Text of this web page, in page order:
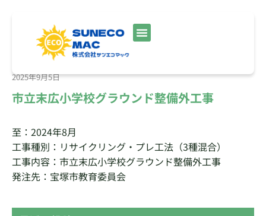
2025年9月5日
市立末広小学校グラウンド整備外工事
至：2024年8月
工事種別：リサイクリング・プレ工法（3種混合）
工事内容：市立末広小学校グラウンド整備外工事
発注先：宝塚市教育委員会